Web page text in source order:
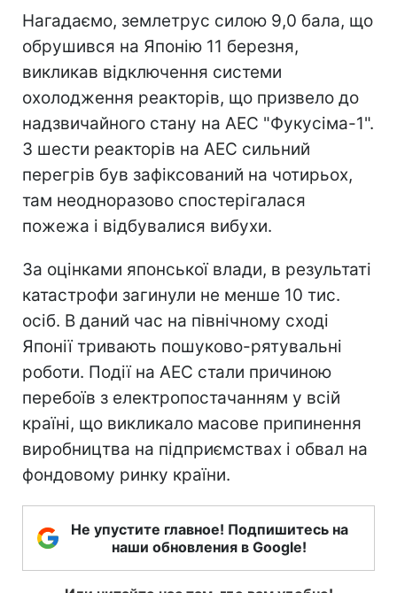
Нагадаємо, землетрус силою 9,0 бала, що
обрушився на Японію 11 березня,
викликав відключення системи
охолодження реакторів, що призвело до
надзвичайного стану на АЕС "Фукусіма-1".
З шести реакторів на АЕС сильний
перегрів був зафіксований на чотирьох,
там неодноразово спостерігалася
пожежа і відбувалися вибухи.
За оцінками японської влади, в результаті
катастрофи загинули не менше 10 тис.
осіб. В даний час на північному сході
Японії тривають пошуково-рятувальні
роботи. Події на АЕС стали причиною
перебоїв з електропостачанням у всій
країні, що викликало масове припинення
виробництва на підприємствах і обвал на
фондовому ринку країни.
Не упустите главное! Подпишитесь на
наши обновления в Google!